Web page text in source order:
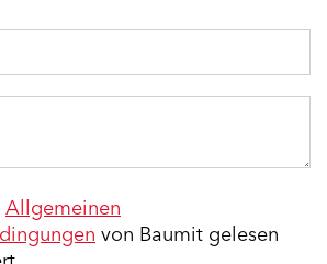
Allgemeinen
von Baumit gelesen